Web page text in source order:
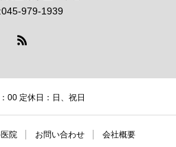
979-1939
00 定休日：日、祝日
院 お問い合わせ 会社概要